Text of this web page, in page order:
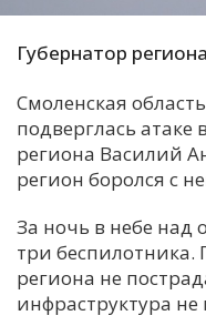
К
М
Н
Губернатор
Смоленская
подверглась
региона Василий
регион боролся с
За ночь в небе над
три беспилотника.
региона не
инфраструктура